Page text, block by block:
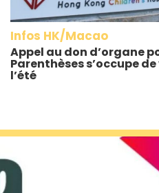
Infos HK/Macao
Appel au don d’organe
Parenthèses s’occupe
l’été